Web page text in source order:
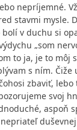
nepríjemné.
stavmi mysle.
v duchu si
„som
to ja, je to môj
s ním. Čiže
zbaviť, lebo
svoj
aspoň